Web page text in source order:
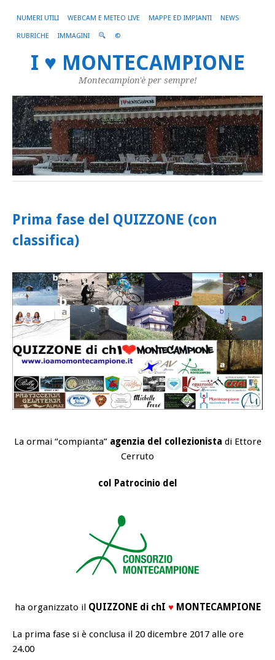
NUMERI UTILI WEBCAM E METEO LIVE MAPPE ED IMPIANTI NEWS
RUBRICHE IMMAGINI ©
I ♥ MONTECAMPIONE
Montecampion'è per sempre!
Prima fase del QUIZZONE (con
classifica)
La ormai “compianta” agenzia del collezionista di Ettore
Cerruto
col Patrocinio del
ha organizzato il QUIZZONE di chI ♥MONTECAMPIONE
La prima fase si è conclusa il 20 dicembre 2017 alle ore
24.00